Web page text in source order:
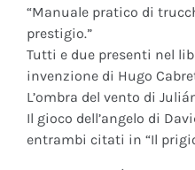
“Manuale pratico di
prestigio.”
Tutti e due presenti nel
invenzione di Hugo
L’ombra del vento di
Il gioco dell’angelo di
entrambi citati in “Il